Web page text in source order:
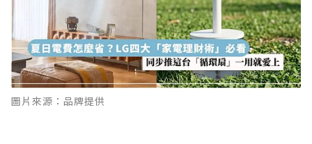
圖片來源：品牌提供